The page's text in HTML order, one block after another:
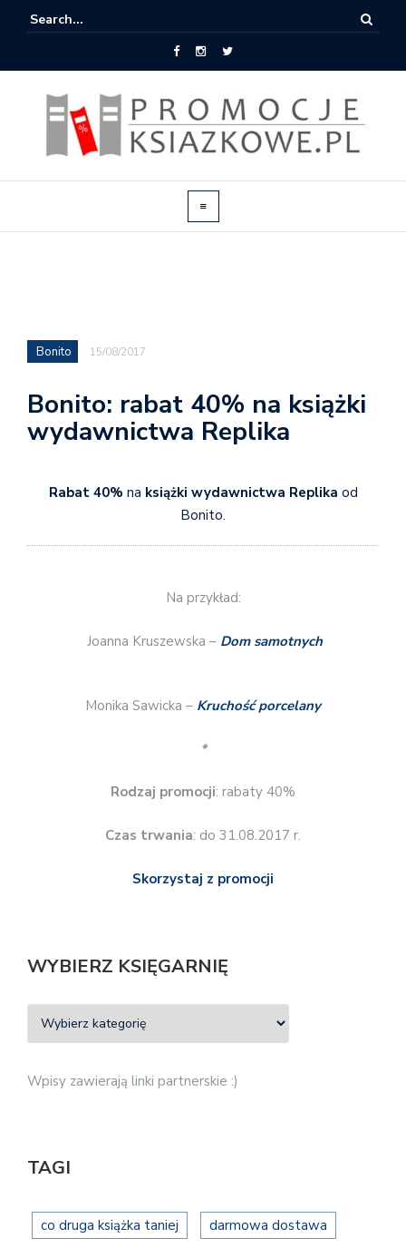
Bonito 15/08/2017
Bonito: rabat 40% na książki
wydawnictwa Replika
Rabat 40% na książki wydawnictwa Replika od
Bonito.
Na przykład:
Joanna Kruszewska – Dom samotnych
Monika Sawicka – Kruchość porcelany
*
Rodzaj promocji: rabaty 40%
Czas trwania: do 31.08.2017 r.
Skorzystaj z promocji
WYBIERZ KSIĘGARNIĘ
Wpisy zawierają linki partnerskie :)
TAGI
co druga książka taniej darmowa dostawa